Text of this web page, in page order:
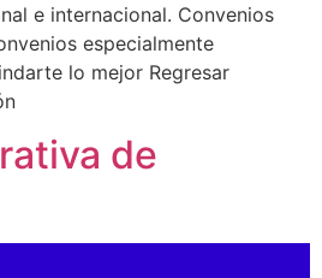
e internacional. Convenios
especialmente
lo mejor Regresar
de